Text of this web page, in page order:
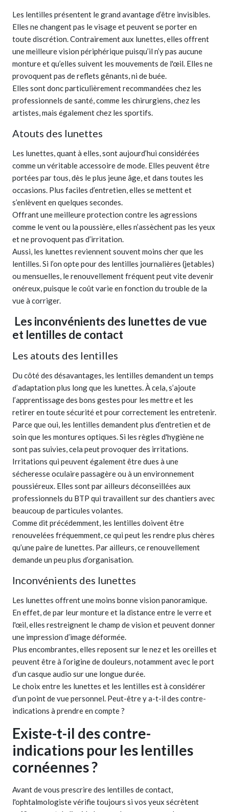
Les lentilles présentent le grand avantage d’être invisibles.
Elles ne changent pas le visage et peuvent se porter en
toute discrétion. Contrairement aux lunettes, elles offrent
une meilleure vision périphérique puisqu’il n’y pas aucune
monture et qu’elles suivent les mouvements de l'œil. Elles ne
provoquent pas de reflets gênants, ni de buée.
Elles sont donc particulièrement recommandées chez les
professionnels de santé, comme les chirurgiens, chez les
artistes, mais également chez les sportifs.
Atouts des lunettes
Les lunettes, quant à elles, sont aujourd’hui considérées
comme un véritable accessoire de mode. Elles peuvent être
portées par tous, dès le plus jeune âge, et dans toutes les
occasions. Plus faciles d’entretien, elles se mettent et
s’enlèvent en quelques secondes.
Offrant une meilleure protection contre les agressions
comme le vent ou la poussière, elles n’assèchent pas les yeux
et ne provoquent pas d’irritation.
Aussi, les lunettes reviennent souvent moins cher que les
lentilles. Si l’on opte pour des lentilles journalières (jetables)
ou mensuelles, le renouvellement fréquent peut vite devenir
onéreux, puisque le coût varie en fonction du trouble de la
vue à corriger.
Les inconvénients des lunettes de vue
et lentilles de contact
Les atouts des lentilles
Du côté des désavantages, les lentilles demandent un temps
d’adaptation plus long que les lunettes. À cela, s’ajoute
l’apprentissage des bons gestes pour les mettre et les
retirer en toute sécurité et pour correctement les entretenir.
Parce que oui, les lentilles demandent plus d’entretien et de
soin que les montures optiques. Si les règles d'hygiène ne
sont pas suivies, cela peut provoquer des irritations.
Irritations qui peuvent également être dues à une
sécheresse oculaire passagère ou à un environnement
poussiéreux. Elles sont par ailleurs déconseillées aux
professionnels du BTP qui travaillent sur des chantiers avec
beaucoup de particules volantes.
Comme dit précédemment, les lentilles doivent être
renouvelées fréquemment, ce qui peut les rendre plus chères
qu’une paire de lunettes. Par ailleurs, ce renouvellement
demande un peu plus d’organisation.
Inconvénients des lunettes
Les lunettes offrent une moins bonne vision panoramique.
En effet, de par leur monture et la distance entre le verre et
l'œil, elles restreignent le champ de vision et peuvent donner
une impression d’image déformée.
Plus encombrantes, elles reposent sur le nez et les oreilles et
peuvent être à l’origine de douleurs, notamment avec le port
d’un casque audio sur une longue durée.
Le choix entre les lunettes et les lentilles est à considérer
d’un point de vue personnel. Peut-être y a-t-il des contre-
indications à prendre en compte ?
Existe-t-il des contre-
indications pour les lentilles
cornéennes ?
Avant de vous prescrire des lentilles de contact,
l'ophtalmologiste vérifie toujours si vos yeux sécrètent